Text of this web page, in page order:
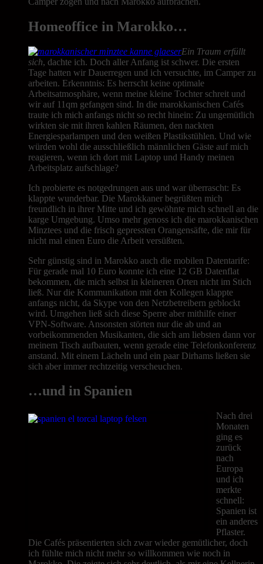
Homeoffice in Marokko…
Ein Traum erfüllt
sich, dachte ich. Doch aller Anfang ist schwer. Die ersten
Tage hatten wir Dauerregen und ich versuchte, im Camper zu
arbeiten. Erkenntnis: Es herrscht keine optimale
Arbeitsatmosphäre, wenn meine kleine Tochter schreit und
wir auf 11qm gefangen sind. In die marokkanischen Cafés
traute ich mich anfangs nicht so recht hinein: Zu ungemütlich
wirkten sie mit ihren kahlen Räumen, den nackten
Energiesparlampen und den weißen Plastikstühlen. Und wie
würden wohl die ausschließlich männlichen Gäste auf mich
reagieren, wenn ich dort mit Laptop und Handy meinen
Arbeitsplatz aufschlage?
Ich probierte es notgedrungen aus und war überrascht: Es
klappte wunderbar. Die Marokkaner begrüßten mich
freundlich in ihrer Mitte und ich gewöhnte mich schnell an die
karge Umgebung. Umso mehr genoss ich die marokkanischen
Minztees und die frisch gepressten Orangensäfte, die mir für
nicht mal einen Euro die Arbeit versüßten.
Sehr günstig sind in Marokko auch die mobilen Datentarife:
Für gerade mal 10 Euro konnte ich eine 12 GB Datenflat
bekommen, die mich selbst in kleineren Orten nicht im Stich
ließ. Nur die Kommunikation mit den Kollegen klappte
anfangs nicht, da Skype von den Netzbetreibern geblockt
wird. Umgehen ließ sich diese Sperre aber mithilfe einer
VPN-Software. Ansonsten störten nur die ab und an
vorbeikommenden Musikanten, die sich am liebsten dann vor
meinem Tisch aufbauten, wenn gerade eine Telefonkonferenz
anstand. Mit einem Lächeln und ein paar Dirhams ließen sie
sich aber immer rechtzeitig verscheuchen.
…und in Spanien
Nach drei
Monaten
ging es
zurück
nach
Europa
und ich
merkte
schnell:
Spanien ist
ein anderes
Pflaster.
Die Cafés präsentierten sich zwar wieder gemütlicher, doch
ich fühlte mich nicht mehr so willkommen wie noch in